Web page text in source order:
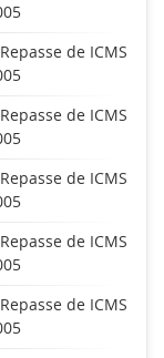
de ICMS
de ICMS
de ICMS
de ICMS
de ICMS